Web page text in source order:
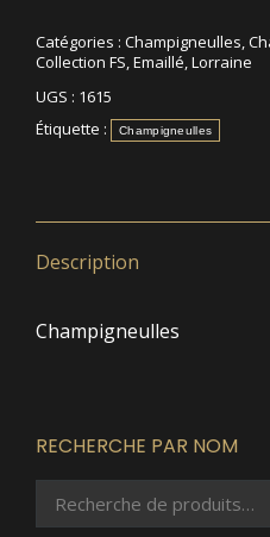
Catégories : Champigneulles,
Collection FS,Emaillé,Lorraine
UGS : 1615
Étiquette :
Champigneulles
Description
Champigneulles
RECHERCHE PAR NOM